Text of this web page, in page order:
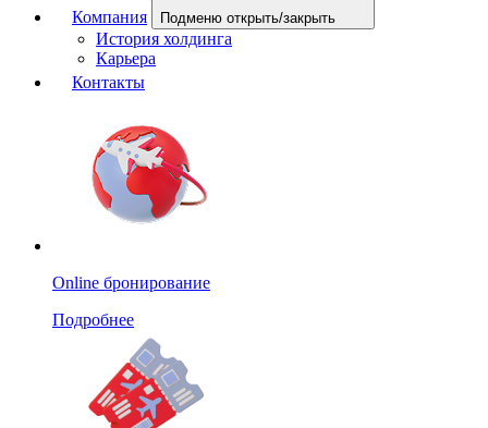
Компания
Подменю открыть/закрыть
История холдинга
Карьера
Контакты
Online бронирование
Подробнее